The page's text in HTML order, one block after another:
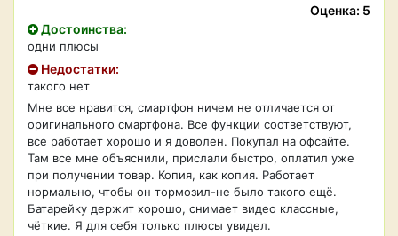
Оценка: 5
Достоинства:
одни плюсы
Недостатки:
такого нет
Мне все нравится, смартфон ничем не отличается от
оригинального смартфона. Все функции соответствуют,
все работает хорошо и я доволен. Покупал на офсайте.
Там все мне объяснили, прислали быстро, оплатил уже
при получении товар. Копия, как копия. Работает
нормально, чтобы он тормозил-не было такого ещё.
Батарейку держит хорошо, снимает видео классные,
чёткие. Я для себя только плюсы увидел.